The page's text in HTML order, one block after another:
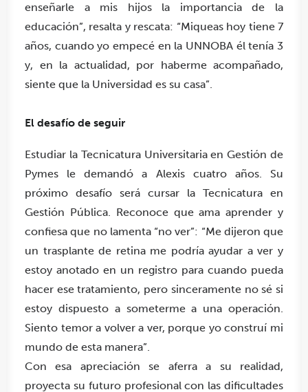
enseñarle a mis hijos la importancia de la
educación”, resalta y rescata: “Miqueas hoy tiene 7
años, cuando yo empecé en la UNNOBA él tenía 3
y, en la actualidad, por haberme acompañado,
siente que la Universidad es su casa”.
El desafío de seguir
Estudiar la Tecnicatura Universitaria en Gestión de
Pymes le demandó a Alexis cuatro años. Su
próximo desafío será cursar la Tecnicatura en
Gestión Pública. Reconoce que ama aprender y
confiesa que no lamenta “no ver”: “Me dijeron que
un trasplante de retina me podría ayudar a ver y
estoy anotado en un registro para cuando pueda
hacer ese tratamiento, pero sinceramente no sé si
estoy dispuesto a someterme a una operación.
Siento temor a volver a ver, porque yo construí mi
mundo de esta manera”.
Con esa apreciación se aferra a su realidad,
proyecta su futuro profesional con las dificultades